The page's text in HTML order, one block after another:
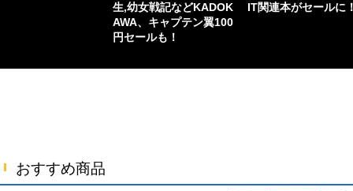
生,幼女戦記などKADOK
AWA、キャプテン翼100
円セールも！
IT関連本がセールに
おすすめ商品